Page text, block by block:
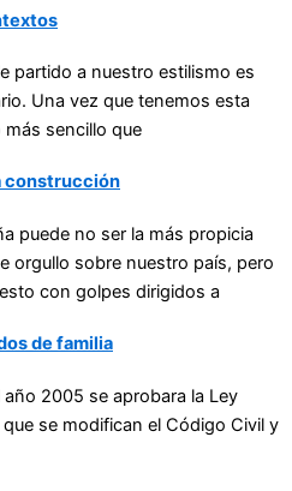
partido a nuestro estilismo es
Una vez que tenemos esta
sencillo que
construcción
puede no ser la más propicia
orgullo sobre nuestro país, pero
con golpes dirigidos a
de familia
2005 se aprobara la Ley
se modifican el Código Civil y